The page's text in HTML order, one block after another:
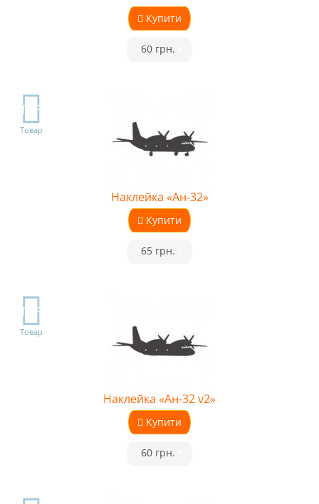
Купити
60 грн.
TOP
Товар
Наклейка «Ан-32»
Купити
65 грн.
TOP
Товар
Наклейка «Ан-32 v2»
Купити
60 грн.